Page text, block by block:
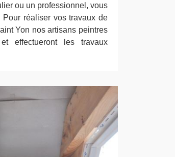
ou un professionnel, vous
réaliser vos travaux de
Yon nos artisans peintres
effectueront les travaux